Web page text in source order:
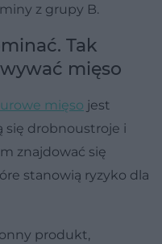
z grupy B.
Tak
mięso
mięso jest
się drobnoustroje i
znajdować się
stanowią ryzyko dla
produkt,